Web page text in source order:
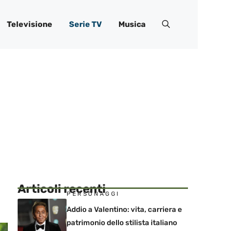
Televisione Serie TV Musica
Articoli recenti
PERSONAGGI
Addio a Valentino: vita, carriera e
patrimonio dello stilista italiano